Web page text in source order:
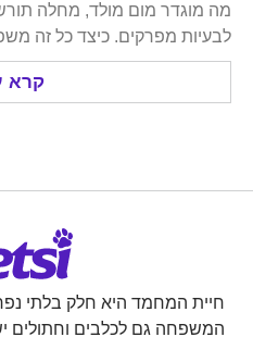
מום מולד, מחלה תורשתית,
מפרקים. כיצד כל זה משפיע
קרא עוד
המחמד היא חלק בלתי נפרד
גם לכלבים וחתולים יש צרכים